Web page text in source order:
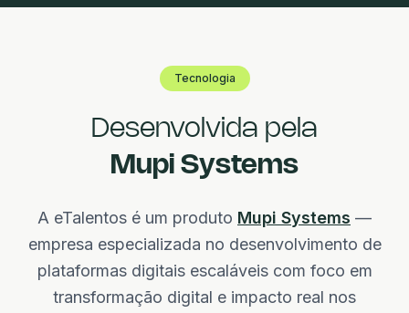
Tecnologia
Desenvolvida pela
Mupi Systems
A eTalentos é um produto Mupi Systems —
empresa especializada no desenvolvimento de
plataformas digitais escaláveis com foco em
transformação digital e impacto real nos